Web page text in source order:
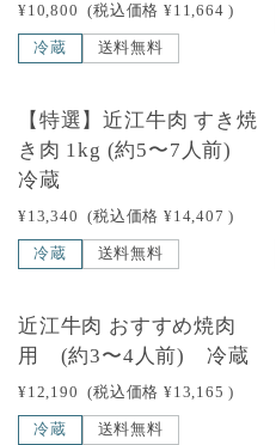
¥10,800 (税込価格 ¥11,664 )
冷蔵 送料無料
【特選】近江牛肉 すき焼
き肉 1kg (約5〜7人前)
冷蔵
¥13,340 (税込価格 ¥14,407 )
冷蔵 送料無料
近江牛肉 おすすめ焼肉
用 (約3〜4人前) 冷蔵
¥12,190 (税込価格 ¥13,165 )
冷蔵 送料無料